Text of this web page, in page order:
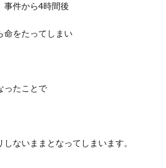
事件から4時間後
命をたってしまい
ったことで
ないままとなってしまいます。